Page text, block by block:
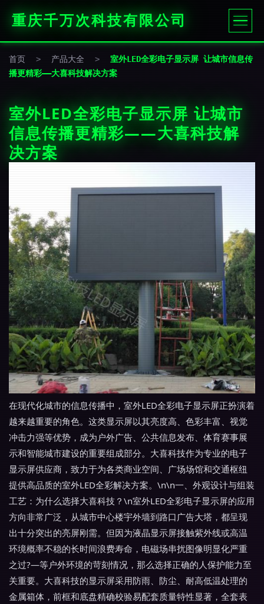
重庆千万次科技有限公司
首页 > 产品大全 >
室外LED全彩电子显示屏 让城市信息传
播更精彩——大喜科技解决方案
室外LED全彩电子显示屏 让城市
信息传播更精彩——大喜科技解
决方案
在现代化城市的信息传播中，室外LED全彩电子显示屏正扮演着
越来越重要的角色。这类显示屏以其亮度高、色彩丰富、视觉
冲击力强等优势，成为户外广告、公共信息发布、体育赛事展
示和智能城市建设的重要组成部分。大喜科技作为专业的电子
显示屏供应商，致力于为各类商业空间、广场场馆和交通枢纽
提供高品质的室外LED全彩解决方案。\n\n一、外观设计与组装
工艺：为什么选择大喜科技？\n室外LED全彩电子显示屏的应用
方向非常广泛，从城市中心楼宇外墙到路口广告大塔，都呈现
出十分突出的亮屏刚需。但因为液晶显示屏接触紫外线或高温
环境概率不稳的长时间浪费寿命，电磁场串扰图像明显化严重
之过?—等户外环境的苛刻情况，那么选择正确的人保护能力至
关重要。大喜科技的显示屏采用防雨、防尘、耐高低温处理的
金属箱体，前框和底盘精确校验易配套质量特性显著，全套表